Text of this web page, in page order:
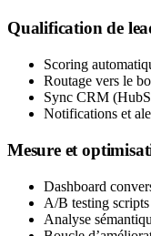
Qualification de
Scoring
Routage vers le
Sync CRM
Notifications et
Mesure et
Dashboard
A/B testing
Analyse